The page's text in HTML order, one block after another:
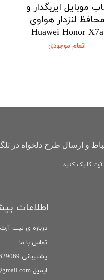
موبایل ایربگدار و
محافظ لنزدار هواوی
Huawei Honor X7a
اتمام موجودی
و ارسال طرح دلخواه در
آرت کلیک کنید...
اطلاعات
درباره ی لیت آرت
تماس با ما
پشتیبانی 09056629069
ایمیل Litart.ir@gmail.com